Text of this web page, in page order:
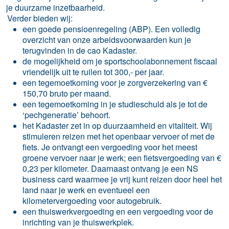
je duurzame inzetbaarheid.
Verder bieden wij:
een goede pensioenregeling (ABP). Een volledig
overzicht van onze arbeidsvoorwaarden kun je
terugvinden in de cao Kadaster.
de mogelijkheid om je sportschoolabonnement fiscaal
vriendelijk uit te ruilen tot 300,- per jaar.
een tegemoetkoming voor je zorgverzekering van €
150,70 bruto per maand.
een tegemoetkoming in je studieschuld als je tot de
‘pechgeneratie’ behoort.
het Kadaster zet in op duurzaamheid en vitaliteit. Wij
stimuleren reizen met het openbaar vervoer of met de
fiets. Je ontvangt een vergoeding voor het meest
groene vervoer naar je werk; een fietsvergoeding van €
0,23 per kilometer. Daarnaast ontvang je een NS
business card waarmee je vrij kunt reizen door heel het
land naar je werk en eventueel een
kilometervergoeding voor autogebruik.
een thuiswerkvergoeding en een vergoeding voor de
inrichting van je thuiswerkplek.